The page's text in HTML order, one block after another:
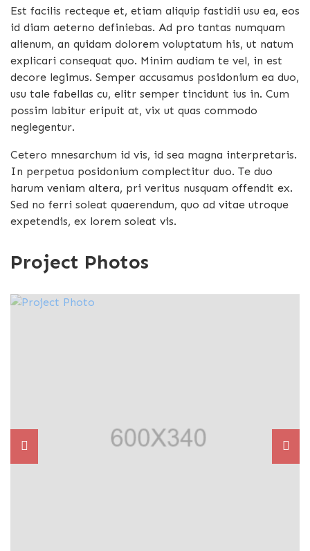
Est facilis recteque et, etiam aliquip fastidii usu ea, eos
id diam aeterno definiebas. Ad pro tantas numquam
alienum, an quidam dolorem voluptatum his, ut natum
explicari consequat quo. Minim audiam te vel, in est
decore legimus. Semper accusamus posidonium ea duo,
usu tale fabellas cu, elitr semper tincidunt ius in. Cum
possim labitur eripuit at, vix ut quas commodo
neglegentur.
Cetero mnesarchum id vis, id sea magna interpretaris.
In perpetua posidonium complectitur duo. Te duo
harum veniam altera, pri veritus nusquam offendit ex.
Sed no ferri soleat quaerendum, quo ad vitae utroque
expetendis, ex lorem soleat vis.
Project Photos